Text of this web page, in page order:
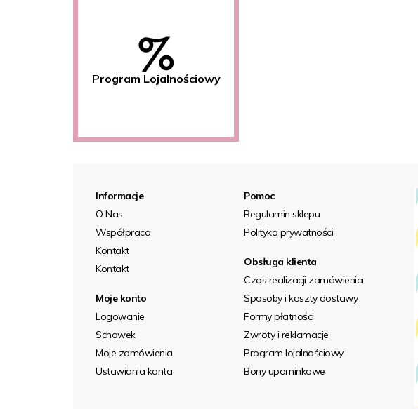
Program Lojalnościowy
Informacje
O Nas
Współpraca
Kontakt
Kontakt
Moje konto
Logowanie
Schowek
Moje zamówienia
Ustawiania konta
Pomoc
Regulamin sklepu
Polityka prywatności
Obsługa klienta
Czas realizacji zamówienia
Sposoby i koszty dostawy
Formy płatności
Zwroty i reklamacje
Program lojalnościowy
Bony upominkowe